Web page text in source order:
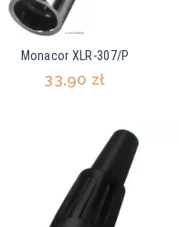
Monacor XLR-307/P
33,90 zł